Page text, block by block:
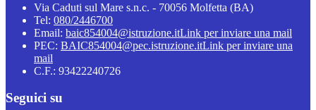
Via Caduti sul Mare s.n.c. - 70056 Molfetta (BA)
Tel: 080/2446700
Email: baic854004@istruzione.itLink per inviare una mail
PEC: BAIC854004@pec.istruzione.itLink per inviare una
mail
C.F.: 93422240726
Seguici su